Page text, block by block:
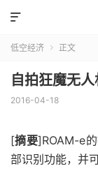

低空经济  正文
自拍狂魔无
2016-04-18
[摘要]ROAM-e
部识别功能，并